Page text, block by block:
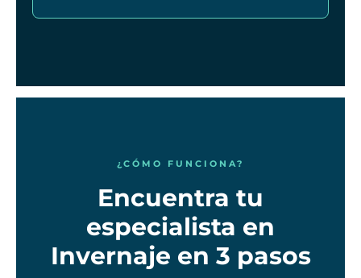
¿CÓMO FUNCIONA?
Encuentra tu
especialista en
Invernaje en 3 pasos